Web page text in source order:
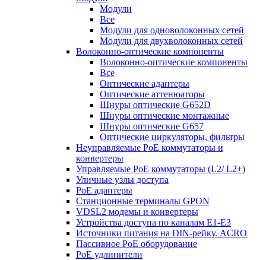
Модули
Все
Модули для одноволоконных сетей
Модули для двухволоконных сетей
Волоконно-оптические компоненты
Волоконно-оптические компоненты
Все
Оптические адаптеры
Оптические аттенюаторы
Шнуры оптические G652D
Шнуры оптические монтажные
Шнуры оптические G657
Оптические циркуляторы, фильтры
Неуправляемые PoE коммутаторы и
конвертеры
Управляемые PoE коммутаторы (L2/ L2+)
Уличные узлы доступа
PoE адаптеры
Станционные терминалы GPON
VDSL2 модемы и конвертеры
Устройства доступа по каналам E1-E3
Источники питания на DIN-рейку. ACRO
Пассивное PoE оборудование
PoE удлинители